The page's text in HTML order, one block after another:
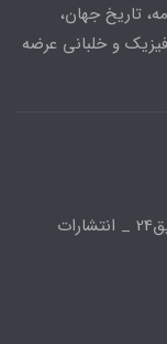
تاریخ جهان،
و خلبانی عرضه
اتوبان بابایی _ شهرک بهشتی _ شقایق24 _ انتشارات